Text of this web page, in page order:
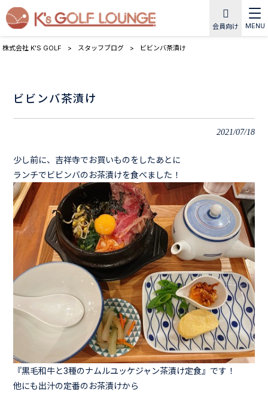
会員向け MENU
株式会社 K'S GOLF > スタッフブログ > ビビンバ茶漬け
ビビンバ茶漬け
2021/07/18
少し前に、吉祥寺でお買いものをしたあとに
ランチでビビンバのお茶漬けを食べました！
『黒毛和牛と3種のナムルユッケジャン茶漬け定食』です！
他にも出汁の定番のお茶漬けから